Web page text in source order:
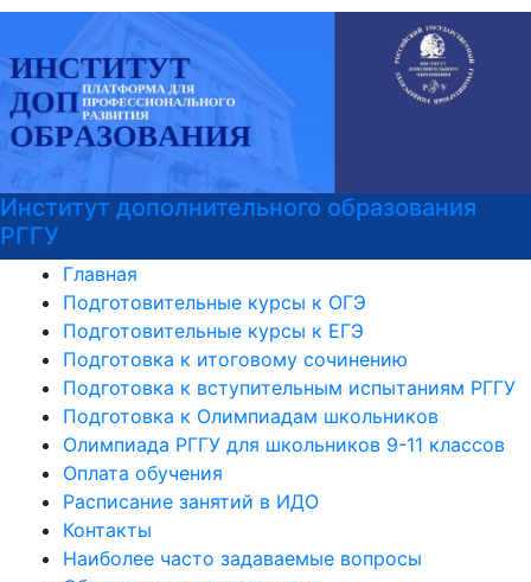
Институт дополнительного образования
РГГУ
Главная
Подготовительные курсы к ОГЭ
Подготовительные курсы к ЕГЭ
Подготовка к итоговому сочинению
Подготовка к вступительным испытаниям РГГУ
Подготовка к Олимпиадам школьников
Олимпиада РГГУ для школьников 9-11 классов
Оплата обучения
Расписание занятий в ИДО
Контакты
Наиболее часто задаваемые вопросы